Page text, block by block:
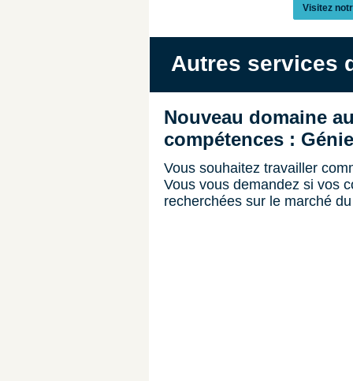
Visitez
Autres services
Nouveau domaine
compétences :
Vous souhaitez travailler
Vous vous demandez si vos
recherchées sur le marché